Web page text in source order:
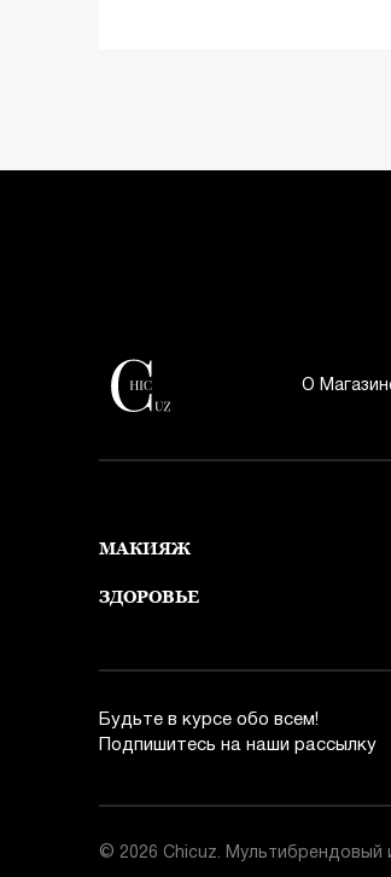
О
МАКИЯЖ
ЗДОРОВЬЕ
Будьте в курсе обо всем!
Подпишитесь на наши рассылку
© 2026 Chicuz. Мультибрендовый